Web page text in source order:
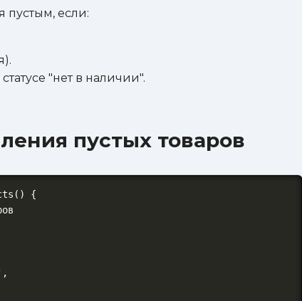
пустым, если:
"нет в наличии".
пустых товаров
{